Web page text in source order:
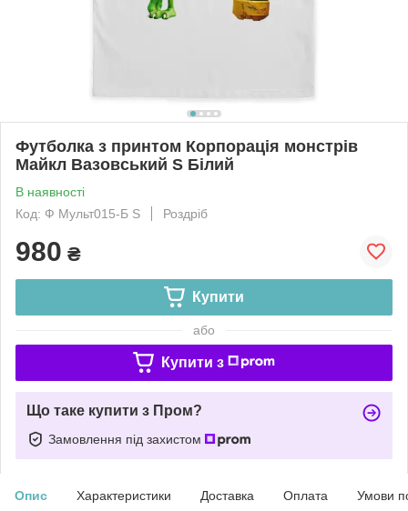
Футболка з принтом Корпорація монстрів
Майкл Вазовський S Білий
В наявності
Код: Ф Мульт015-Б S
Роздріб
980 ₴
Купити
або
Купити з
Що таке купити з Пром?
Замовлення під захистом
Опис Характеристики Доставка Оплата Умови